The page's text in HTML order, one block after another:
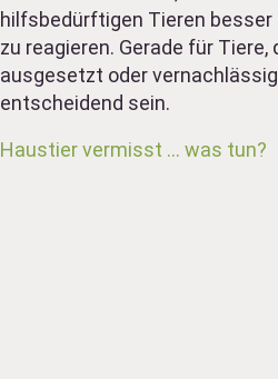
hilfsbedürftigen Tieren besser
zu reagieren. Gerade für
ausgesetzt oder
entscheidend sein.
Haustier vermisst … was tun?